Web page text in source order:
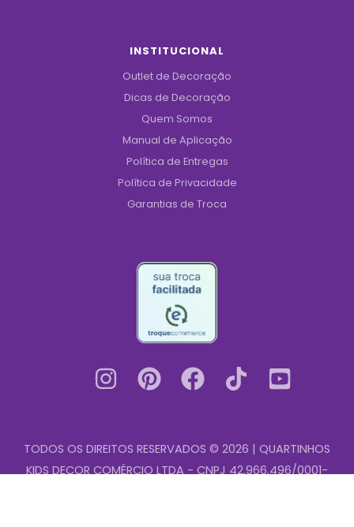
INSTITUCIONAL
Outlet de Decoração
Dicas de Decoração
Quem Somos
Manual de Aplicação
Política de Entregas
Política de Privacidade
Garantias de Troca
TODOS OS DIREITOS RESERVADOS © 2026 | QUARTINHOS
KIDS DECOR COMÉRCIO LTDA - CNPJ 42.966.496/0001-